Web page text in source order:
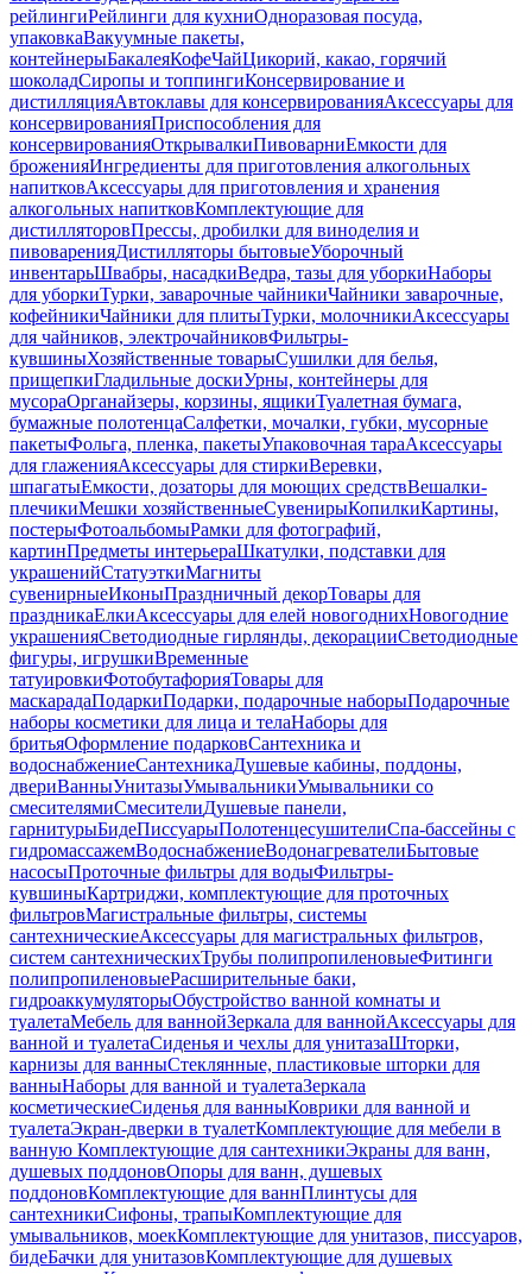
рейлингиРейлинги для кухниОдноразовая посуда,
упаковкаВакуумные пакеты,
контейнерыБакалеяКофеЧайЦикорий, какао, горячий
шоколадСиропы и топпингиКонсервирование и
дистилляцияАвтоклавы для консервированияАксессуары для
консервированияПриспособления для
консервированияОткрывалкиПивоварниЕмкости для
броженияИнгредиенты для приготовления алкогольных
напитковАксессуары для приготовления и хранения
алкогольных напитковКомплектующие для
дистилляторовПрессы, дробилки для виноделия и
пивоваренияДистилляторы бытовыеУборочный
инвентарьШвабры, насадкиВедра, тазы для уборкиНаборы
для уборкиТурки, заварочные чайникиЧайники заварочные,
кофейникиЧайники для плитыТурки, молочникиАксессуары
для чайников, электрочайниковФильтры-
кувшиныХозяйственные товарыСушилки для белья,
прищепкиГладильные доскиУрны, контейнеры для
мусораОрганайзеры, корзины, ящикиТуалетная бумага,
бумажные полотенцаСалфетки, мочалки, губки, мусорные
пакетыФольга, пленка, пакетыУпаковочная тараАксессуары
для глаженияАксессуары для стиркиВеревки,
шпагатыЕмкости, дозаторы для моющих средствВешалки-
плечикиМешки хозяйственныеСувенирыКопилкиКартины,
постерыФотоальбомыРамки для фотографий,
картинПредметы интерьераШкатулки, подставки для
украшенийСтатуэткиМагниты
сувенирныеИконыПраздничный декорТовары для
праздникаЕлкиАксессуары для елей новогоднихНовогодние
украшенияСветодиодные гирлянды, декорацииСветодиодные
фигуры, игрушкиВременные
татуировкиФотобутафорияТовары для
маскарадаПодаркиПодарки, подарочные наборыПодарочные
наборы косметики для лица и телаНаборы для
бритьяОформление подарковСантехника и
водоснабжениеСантехникаДушевые кабины, поддоны,
двериВанныУнитазыУмывальникиУмывальники со
смесителямиСмесителиДушевые панели,
гарнитурыБидеПиссуарыПолотенцесушителиСпа-бассейны с
гидромассажемВодоснабжениеВодонагревателиБытовые
насосыПроточные фильтры для водыФильтры-
кувшиныКартриджи, комплектующие для проточных
фильтровМагистральные фильтры, системы
сантехническиеАксессуары для магистральных фильтров,
систем сантехническихТрубы полипропиленовыеФитинги
полипропиленовыеРасширительные баки,
гидроаккумуляторыОбустройство ванной комнаты и
туалетаМебель для ваннойЗеркала для ваннойАксессуары для
ванной и туалетаСиденья и чехлы для унитазаШторки,
карнизы для ванныСтеклянные, пластиковые шторки для
ванныНаборы для ванной и туалетаЗеркала
косметическиеСиденья для ванныКоврики для ванной и
туалетаЭкран-дверки в туалетКомплектующие для мебели в
ванную Комплектующие для сантехникиЭкраны для ванн,
душевых поддоновОпоры для ванн, душевых
поддоновКомплектующие для ваннПлинтусы для
сантехникиСифоны, трапыКомплектующие для
умывальников, моекКомплектующие для унитазов, писсуаров,
бидеБачки для унитазовКомплектующие для душевых